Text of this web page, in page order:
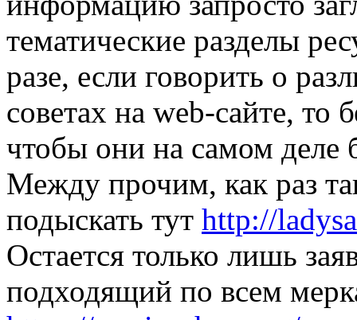
тематические разделы
разе, если говорить о
советах на web-сайте, то
чтобы они на самом
Между прочим, как раз
подыскать тут http://
Остается только лишь
подходящий по всем